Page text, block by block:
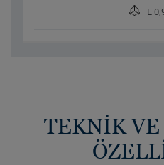
L
TEKNİK VE